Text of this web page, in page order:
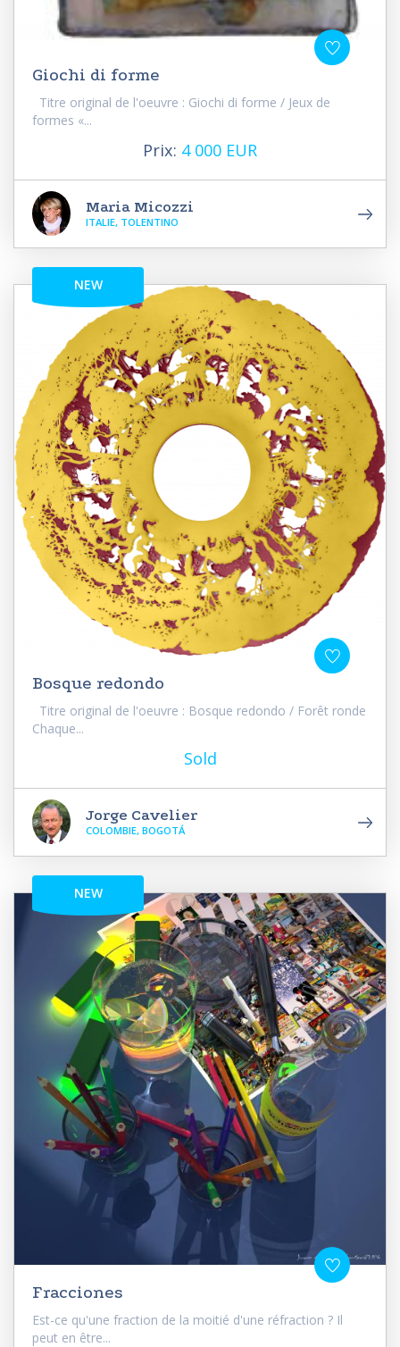
Giochi di forme
Titre original de l'oeuvre : Giochi di forme / Jeux de
formes «...
Prix: 4 000 EUR
Maria Micozzi
ITALIE, TOLENTINO
NEW
Bosque redondo
Titre original de l'oeuvre : Bosque redondo / Forêt ronde
Chaque...
Sold
Jorge Cavelier
COLOMBIE, BOGOTÁ
NEW
Fracciones
Est-ce qu'une fraction de la moitié d'une réfraction ? Il
peut en être...